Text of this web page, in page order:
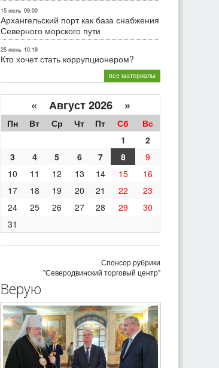
15 июль 09:00
Архангельский порт как база снабжения
Северного морского пути
25 июнь 10:19
Кто хочет стать коррупционером?
все материалы
« Август 2026 »
Пн Вт Ср Чт Пт Сб
Вс
1
2
3
4 5 6 7 8
9
10
11 12 13 14 15
16
17
18 19 20 21 22
23
24
25 26 27 28 29
30
31
Спонсор рубрики
"Северодвинский торговый центр"
Верую